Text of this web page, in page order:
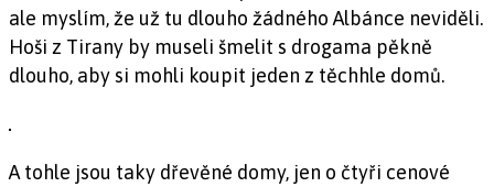
ale myslím, že už tu dlouho žádného Albánce neviděli.
Hoši z Tirany by museli šmelit s drogama pěkně
dlouho, aby si mohli koupit jeden z těchhle domů.
A tohle jsou taky dřevěné domy, jen o čtyři cenové